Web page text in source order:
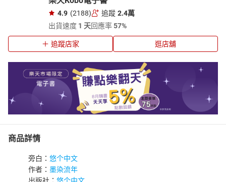
4.9 (2188) 追蹤 2.4萬
出貨速度 1 天回應率57%
追蹤店家 逛店舖
商品詳情
旁白： 悠个中文
作者： 墨染流年